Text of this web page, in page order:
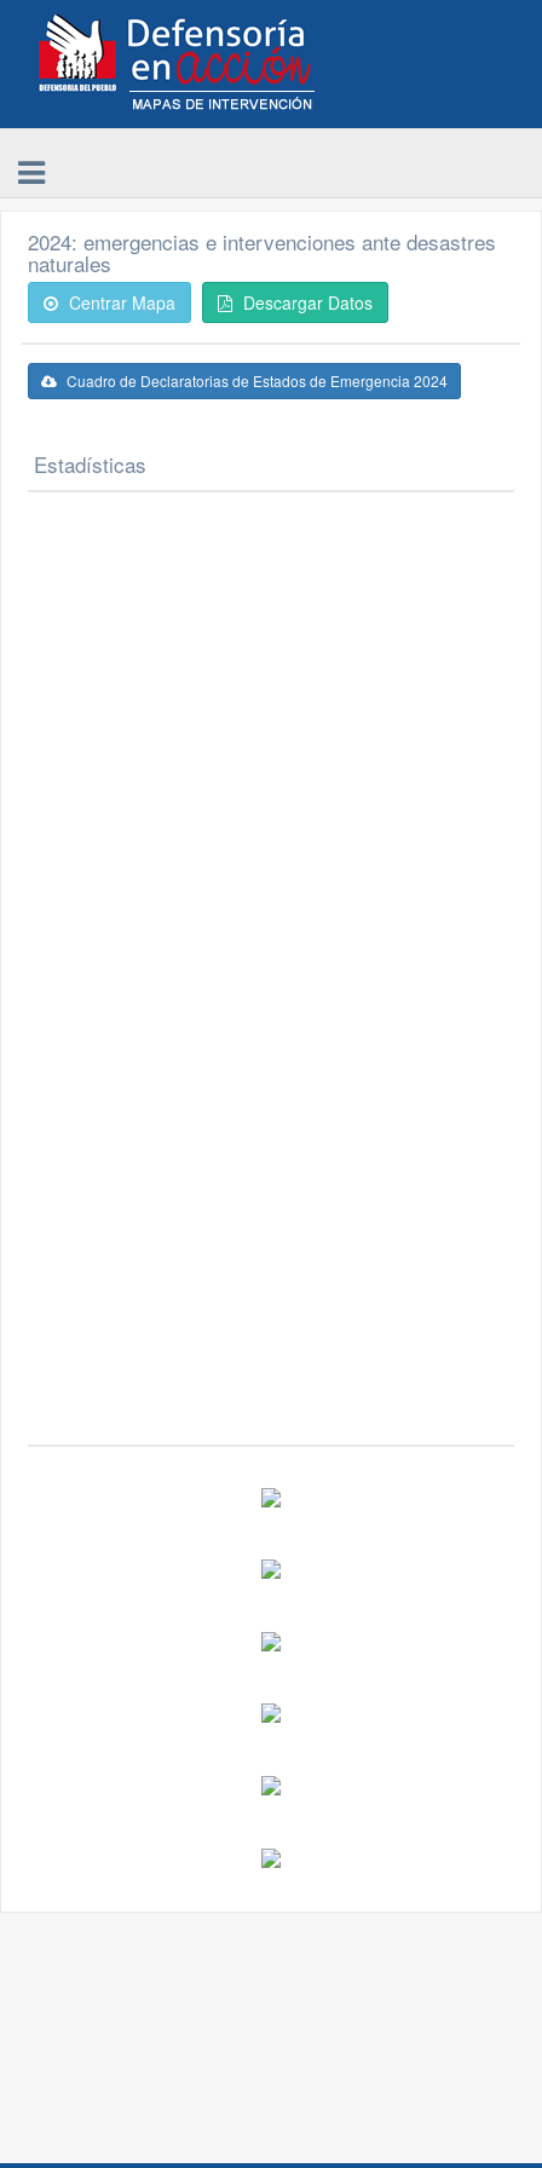
2024: emergencias e intervenciones ante desastres
naturales
Centrar Mapa Descargar Datos
Cuadro de Declaratorias de Estados de Emergencia 2024
Estadísticas